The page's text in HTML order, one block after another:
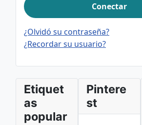
Conectar
¿Olvidó su contraseña?
¿Recordar su usuario?
Etiquet
as
popular
Pintere
st